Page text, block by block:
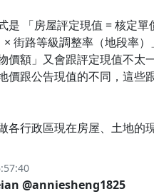
是 「房屋評定現值 = 核定單
× 街路等級調整率（地段率）
價額」又會跟評定現值不太
價跟公告現值的不同，這些
各行政區現在房屋、土地的
@anniesheng1825